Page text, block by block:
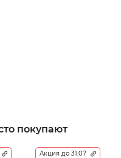
покупают
Акция до 31.07